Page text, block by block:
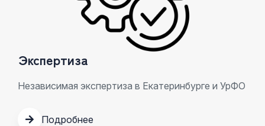
Экспертиза
Независимая экспертиза в Екатеринбурге и УрФО
Подробнее